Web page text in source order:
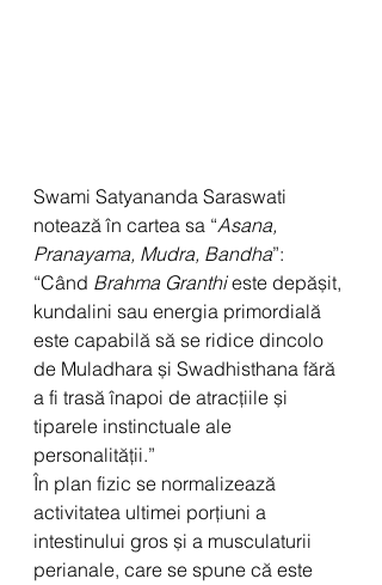
Swami Satyananda Saraswati
notează în cartea sa “Asana,
Pranayama, Mudra, Bandha”:
“Când Brahma Granthi este depășit,
kundalini sau energia primordială
este capabilă să se ridice dincolo
de Muladhara și Swadhisthana fără
a fi trasă înapoi de atracțiile și
tiparele instinctuale ale
personalității.”
În plan fizic se normalizează
activitatea ultimei porțiuni a
intestinului gros și a musculaturii
perianale, care se spune că este